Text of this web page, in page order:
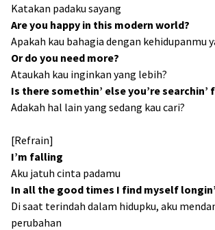
Katakan padaku sayang
Are you happy in this modern world?
Apakah kau bahagia dengan kehidupanmu
Or do you need more?
Ataukah kau inginkan yang lebih?
Is there somethin’ else you’re searchin’
Adakah hal lain yang sedang kau cari?
[Refrain]
I’m falling
Aku jatuh cinta padamu
In all the good times I find myself
Di saat terindah dalam hidupku, aku
perubahan